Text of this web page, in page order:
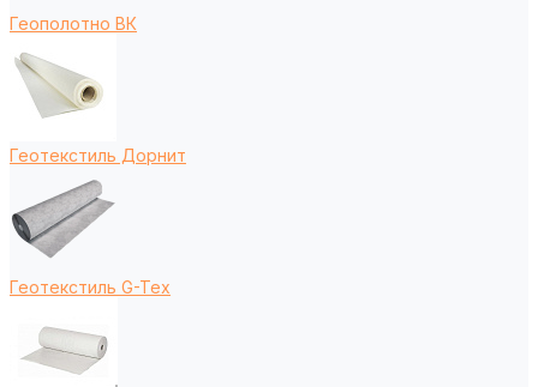
Геополотно ВК
Геотекстиль Дорнит
Геотекстиль G-Tex